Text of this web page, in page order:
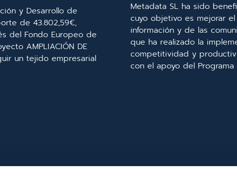
y Desarrollo de
de 43.802,59€,
del Fondo Europeo de
AMPLIACIÓN DE
un tejido empresarial
Metadata SL ha sido
cuyo objetivo es mejorar
información y de las
que ha realizado la
competitividad y
con el apoyo del